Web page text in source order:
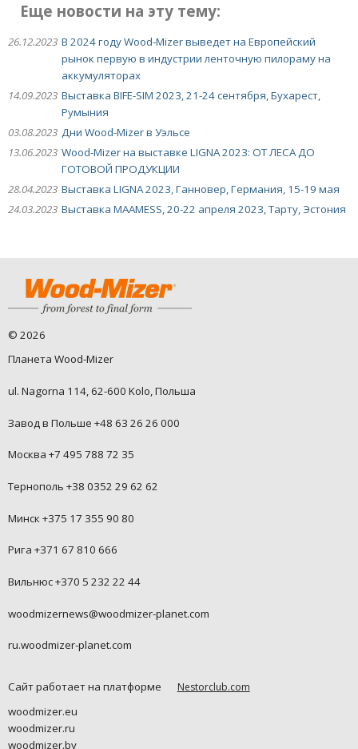
Еще новости на эту тему:
26.12.2023 В 2024 году Wood-Mizer выведет на Европейский
рынок первую в индустрии ленточную пилораму на
аккумуляторах
14.09.2023 Выставка BIFE-SIM 2023, 21-24 сентября, Бухарест,
Румыния
03.08.2023 Дни Wood-Mizer в Уэльсе
13.06.2023 Wood-Mizer на выставке LIGNA 2023: ОТ ЛЕСА ДО
ГОТОВОЙ ПРОДУКЦИИ
28.04.2023 Выставка LIGNA 2023, Ганновер, Германия, 15-19 мая
24.03.2023 Выставка MAAMESS, 20-22 апреля 2023, Тарту, Эстония
© 2026
Планета Wood-Mizer
ul. Nagorna 114, 62-600 Kolo, Польша
Завод в Польше +48 63 26 26 000
Москва +7 495 788 72 35
Тернополь +38 0352 29 62 62
Минск +375 17 355 90 80
Рига +371 67 810 666
Вильнюс +370 5 232 22 44
woodmizernews@woodmizer-planet.com
ru.woodmizer-planet.com
Сайт работает на платформе Nestorclub.com
woodmizer.eu
woodmizer.ru
woodmizer.by